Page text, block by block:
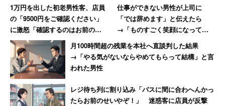
1万円を出した初老男性客、店員
の「9500円をご確認ください」
に激怒「確認するのはお前の仕
事だろ!」→妻には頭が上がらず
大人しくなる
仕事ができない男性が上司に
「では辞めます」と伝えたら
→「ものすごく笑顔になって、
その場で退職届を書かされまし
た」
月100時間超の残業を本社へ直談判した結果
→「やる気がないならやめてもらって結構」と言
われた男性
レジ待ち列に割り込み「バスに間に合わへんかっ
たらお前のせいやぞ！」 迷惑客に店員が反撃